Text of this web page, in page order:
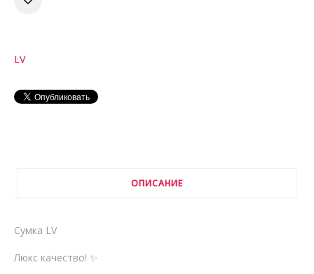
LV
ОПИСАНИЕ
Сумка LV
Люкс качество! ✨